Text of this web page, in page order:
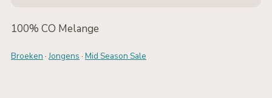
100% CO Melange
Broeken ·Jongens · Mid Season Sale